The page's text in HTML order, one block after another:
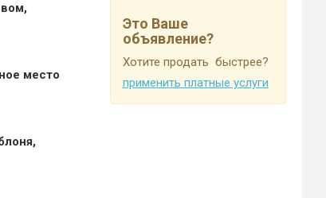
место
Это Ваше
объявление?
Хотите продать быстрее?
применить платные услуги